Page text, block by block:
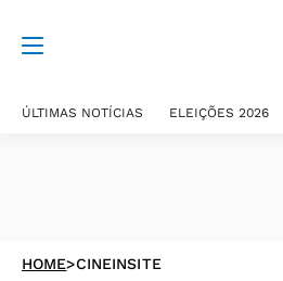
ÚLTIMAS NOTÍCIAS ELEIÇÕES 2026
HOME>CINEINSITE